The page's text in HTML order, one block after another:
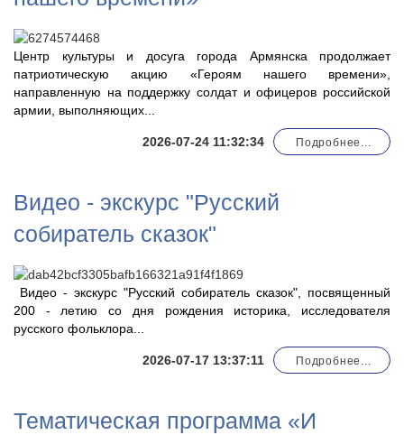
2026-07-24 11:32:34
Центр культуры и досуга города Армянска продолжает
патриотическую акцию «Героям нашего времени»,
направленную на поддержку солдат и офицеров российской
армии, выполняющих...
Подробнее...
Видео - экскурс "Русский
собиратель сказок"
2026-07-17 13:37:11
Видео - экскурс "Русский собиратель сказок", посвященный
200 - летию со дня рождения историка, исследователя
русского фольклора...
Подробнее...
Тематическая программа «И